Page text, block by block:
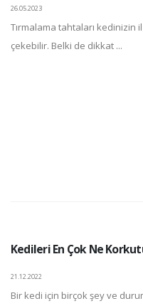
26.05.2023
Tırmalama tahtaları
çekebilir. Belki de dikkat ...
Kedileri En Çok Ne
21.12.2022
Bir kedi için birçok şey ve